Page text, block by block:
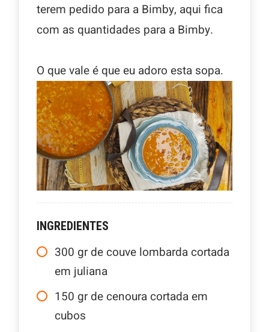
terem pedido para a Bimby, aqui fica
com as quantidades para a Bimby.
O que vale é que eu adoro esta sopa.
INGREDIENTES
300 gr de couve lombarda cortada
em juliana
150 gr de cenoura cortada em
cubos